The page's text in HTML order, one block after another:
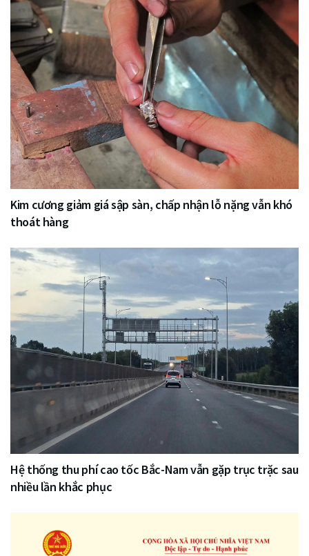
Kim cương giảm giá sập sàn, chấp nhận lỗ nặng vẫn khó
thoát hàng
Hệ thống thu phí cao tốc Bắc-Nam vẫn gặp trục trặc sau
nhiều lần khắc phục